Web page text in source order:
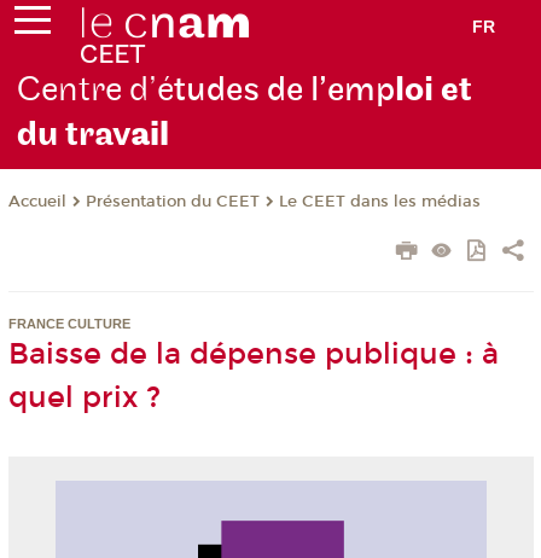
FR
Centre d’études de l’emploi et
du travail
Accueil Présentation du CEET Le CEET dans les médias
FRANCE CULTURE
Baisse de la dépense publique : à
quel prix ?